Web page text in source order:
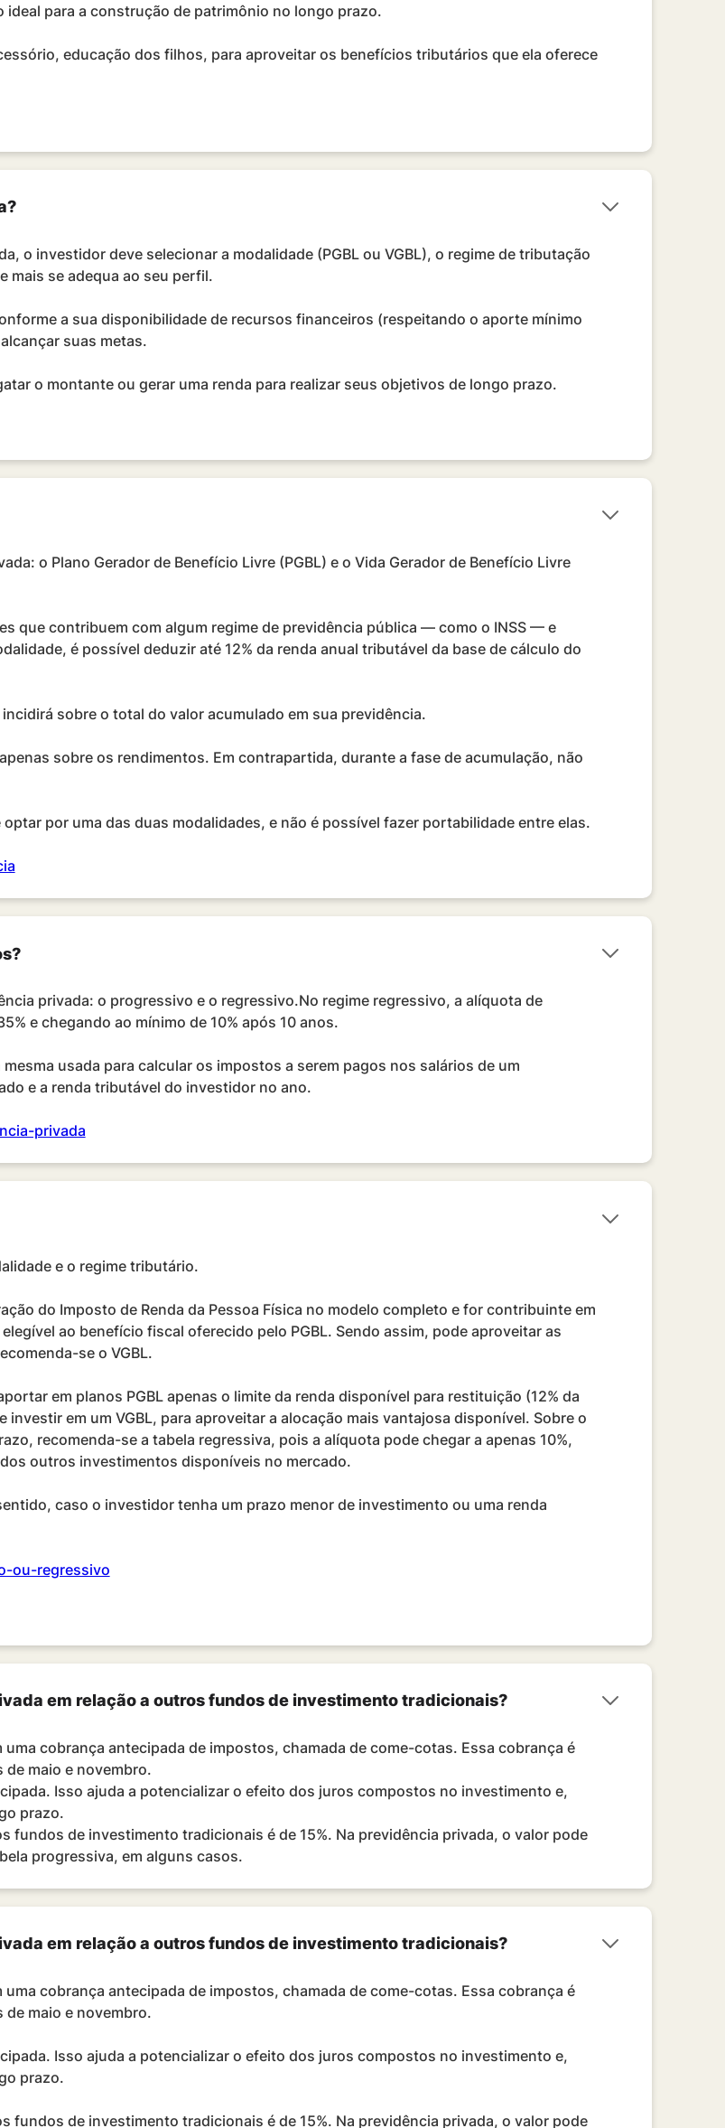
ideal para a construção de patrimônio no longo prazo.
educação dos filhos, para aproveitar os benefícios tributários que ela oferece
o investidor deve selecionar a modalidade (PGBL ou VGBL), o regime de tributação
mais se adequa ao seu perfil.
a sua disponibilidade de recursos financeiros (respeitando o aporte mínimo
suas metas.
o montante ou gerar uma renda para realizar seus objetivos de longo prazo.
o Plano Gerador de Benefício Livre (PGBL) e o Vida Gerador de Benefício Livre
que contribuem com algum regime de previdência pública — como o INSS — e
é possível deduzir até 12% da renda anual tributável da base de cálculo do
sobre o total do valor acumulado em sua previdência.
sobre os rendimentos. Em contrapartida, durante a fase de acumulação, não
por uma das duas modalidades, e não é possível fazer portabilidade entre elas.
privada: o progressivo e o regressivo.No regime regressivo, a alíquota de
e chegando ao mínimo de 10% após 10 anos.
usada para calcular os impostos a serem pagos nos salários de um
e a renda tributável do investidor no ano.
privada
e o regime tributário.
do Imposto de Renda da Pessoa Física no modelo completo e for contribuinte em
ao benefício fiscal oferecido pelo PGBL. Sendo assim, pode aproveitar as
se o VGBL.
em planos PGBL apenas o limite da renda disponível para restituição (12% da
em um VGBL, para aproveitar a alocação mais vantajosa disponível. Sobre o
recomenda-se a tabela regressiva, pois a alíquota pode chegar a apenas 10%,
outros investimentos disponíveis no mercado.
caso o investidor tenha um prazo menor de investimento ou uma renda
ou-regressivo
em relação a outros fundos de investimento tradicionais?
cobrança antecipada de impostos, chamada de come-cotas. Essa cobrança é
maio e novembro.
Isso ajuda a potencializar o efeito dos juros compostos no investimento e,
prazo.
fundos de investimento tradicionais é de 15%. Na previdência privada, o valor pode
progressiva, em alguns casos.
em relação a outros fundos de investimento tradicionais?
cobrança antecipada de impostos, chamada de come-cotas. Essa cobrança é
maio e novembro.
Isso ajuda a potencializar o efeito dos juros compostos no investimento e,
prazo.
fundos de investimento tradicionais é de 15%. Na previdência privada, o valor pode